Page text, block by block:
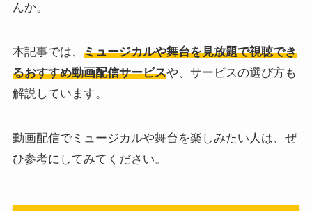
んか。
本記事では、 ミュージカルや舞台を見放題で視聴でき
るおすすめ動画配信サービスや、サービスの選び方も
解説しています。
動画配信でミュージカルや舞台を楽しみたい人は、ぜ
ひ参考にしてみてください。